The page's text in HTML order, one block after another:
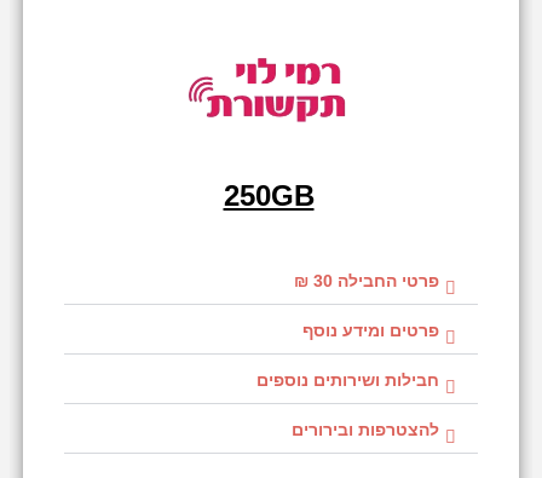
250GB
פרטי החבילה 30 ₪
פרטים ומידע נוסף
חבילות ושירותים נוספים
להצטרפות ובירורים